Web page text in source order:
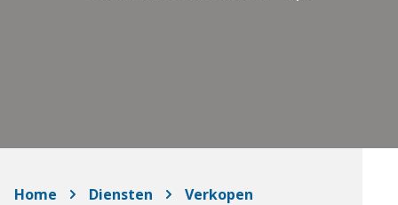
Home Diensten Verkopen